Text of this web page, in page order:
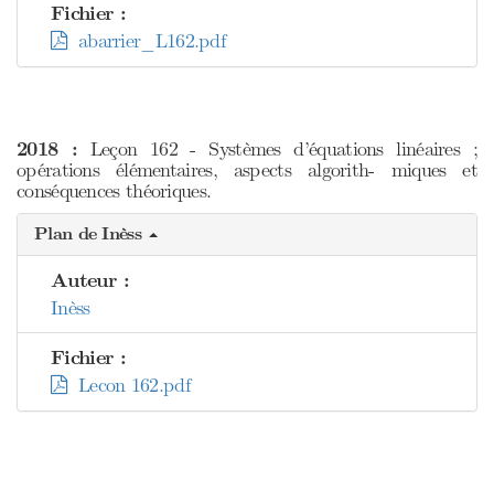
Fichier :
abarrier_L162.pdf
2018 : Leçon 162 - Systèmes d’équations linéaires ;
opérations élémentaires, aspects algorith- miques et
conséquences théoriques.
Plan de Inèss
Auteur :
Inèss
Fichier :
Lecon 162.pdf